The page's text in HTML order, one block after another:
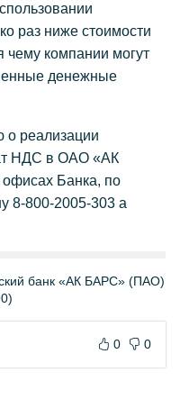
раз ниже стоимости
чему компании могут
денежные
реализации
НДС в ОАО «АК
Банка, по
8-800-2005-303 а
банк «АК БАРС» (ПАО)
0 0